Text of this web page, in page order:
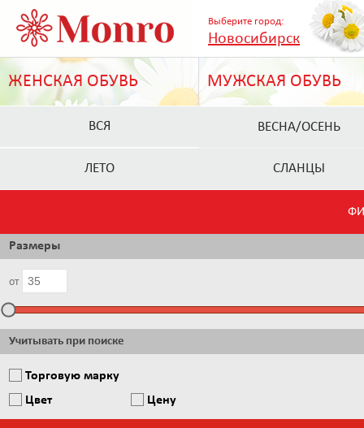
Выберите город:
Новосибирск
ЖЕНСКАЯ ОБУВЬ МУЖСКАЯ ОБУВЬ
ВСЯ ВЕСНА/ОСЕНЬ
ЛЕТО СЛАНЦЫ
Размеры
от
Учитывать при поиске
Торговую марку
Цвет
Цену